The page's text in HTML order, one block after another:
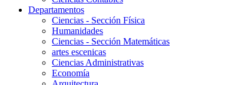
Departamentos
Ciencias - Sección Física
Humanidades
Ciencias - Sección Matemáticas
artes escenicas
Ciencias Administrativas
Economía